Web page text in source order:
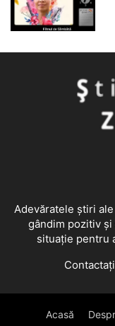
Adevăratele știri
gândim pozitiv
situație pentru
Acasă